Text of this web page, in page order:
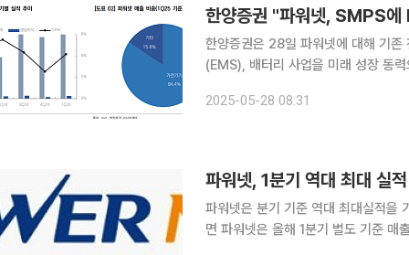
한양증권은 28일 파워넷에 대해 기
(EMS), 배터리 사업을 미래 성장 동
약 1060억 원(전년 동기 대비
2025-05-28 08:31
파워넷, 1분기 역대 최대 실
파워넷은 분기 기준 역대 최대실적을 기록
면 파워넷은 올해 1분기 별도 기준